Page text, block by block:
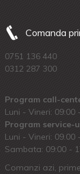
Comanda
0751 136 440
0312 287 300
Program call-
Luni - Vineri: 09:00
Program service-
Luni - Vineri: 09.00
Sambata: 09:00 -
Comanzi azi,